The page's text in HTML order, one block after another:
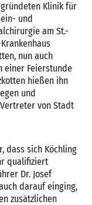
Klinik für
und
am St.-
nun auch
einer Feierstunde
hießen ihn
und
von Stadt
dass sich Köchling
qualifiziert
Dr. Josef
darauf einging,
zusätzlichen